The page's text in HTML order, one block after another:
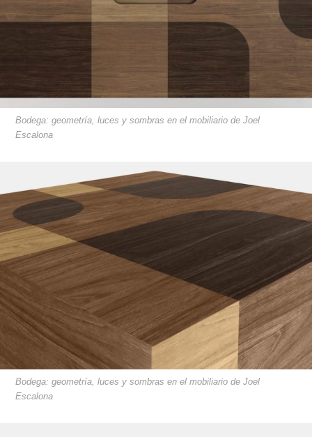
Bodega: geometría, luces y sombras en el mobiliario de Joel
Escalona
Bodega: geometría, luces y sombras en el mobiliario de Joel
Escalona